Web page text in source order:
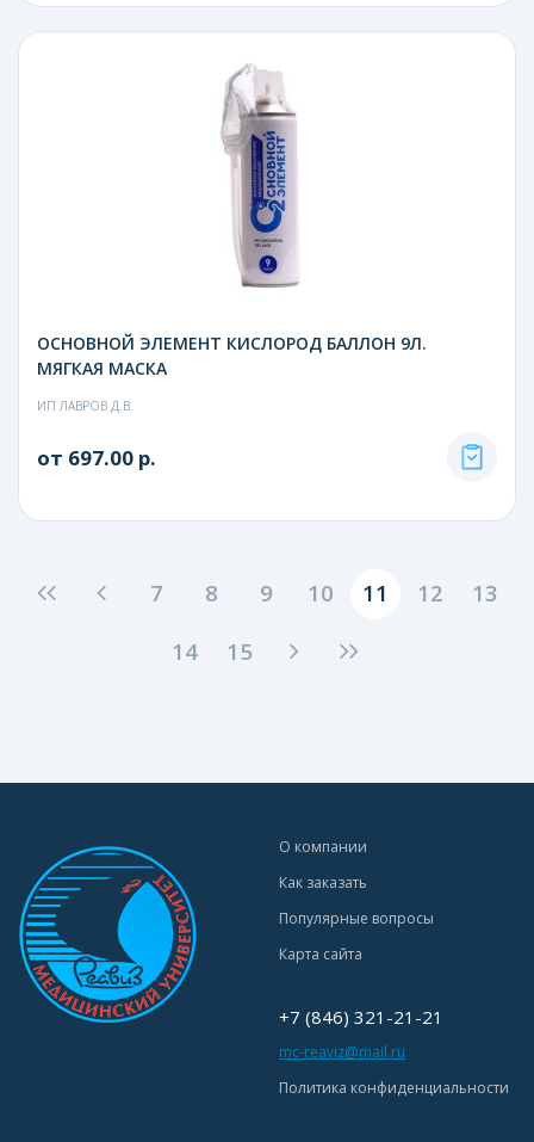
ОСНОВНОЙ ЭЛЕМЕНТ КИСЛОРОД БАЛЛОН 9Л.
МЯГКАЯ МАСКА
ИП ЛАВРОВ Д.В.
от 697.00 р.
7 8 9 10 11 12
13
14
15
О компании
Как заказать
Популярные вопросы
Карта сайта
+7 (846) 321-21-21
mc-reaviz@mail.ru
Политика конфиденциальности